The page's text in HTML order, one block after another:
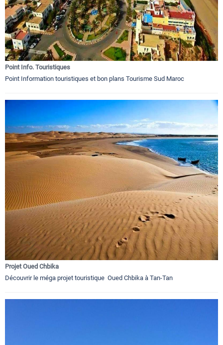
Point Info. Touristiques
Point Information touristiques et bon plans Tourisme Sud Maroc
Projet Oued Chbika
Découvrir le méga projet touristique Oued Chbika à Tan-Tan